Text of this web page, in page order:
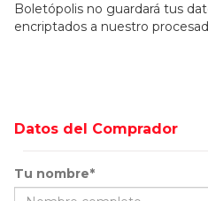
Boletópolis no guardará tus
encriptados a nuestro
Datos del Comprador
Tu nombre*